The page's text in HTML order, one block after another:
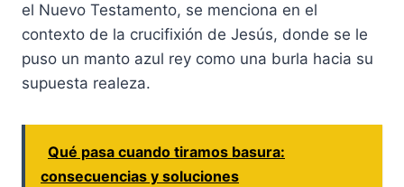
el Nuevo Testamento, se menciona en el
contexto de la crucifixión de Jesús, donde se le
puso un manto azul rey como una burla hacia su
supuesta realeza.
Qué pasa cuando tiramos basura:
consecuencias y soluciones